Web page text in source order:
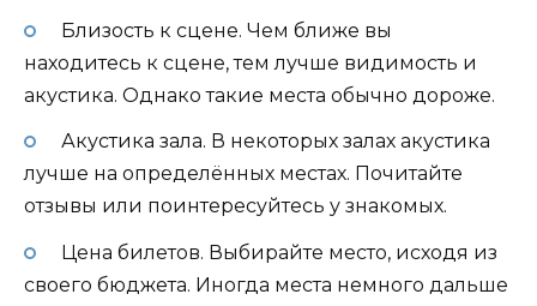
Близость к сцене. Чем ближе вы
находитесь к сцене, тем лучше видимость и
акустика. Однако такие места обычно дороже.
Акустика зала. В некоторых залах акустика
лучше на определённых местах. Почитайте
отзывы или поинтересуйтесь у знакомых.
Цена билетов. Выбирайте место, исходя из
своего бюджета. Иногда места немного дальше